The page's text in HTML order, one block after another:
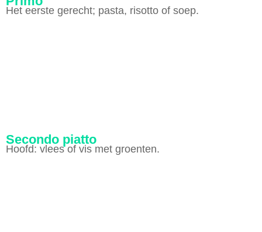
Het eerste gerecht; pasta, risotto of soep.
Secondo piatto
Hoofd: vlees of vis met groenten.